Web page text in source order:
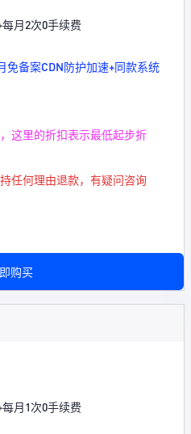
月2次0手续费
免备案CDN防护加速+同款系统
这里的折扣表示最低起步折
任何理由退款，有疑问咨询
购买
月1次0手续费